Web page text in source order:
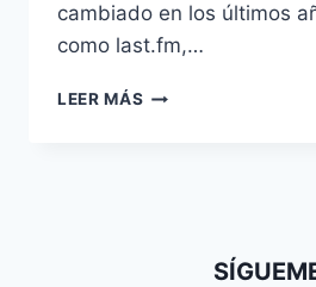
cambiado en los últimos
como last.fm,…
LEER MÁS PROBANDO